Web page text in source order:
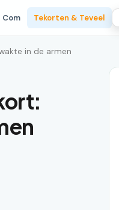
Tekorten & Teveel
in de armen